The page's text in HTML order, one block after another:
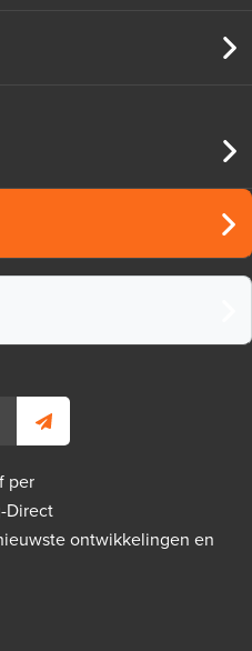
per
Direct
ontwikkelingen en